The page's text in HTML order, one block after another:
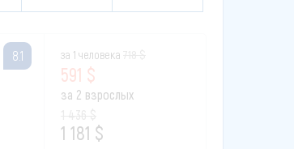
8.1 за 1 человека
591 $
за 2 взрослых
1 181 $